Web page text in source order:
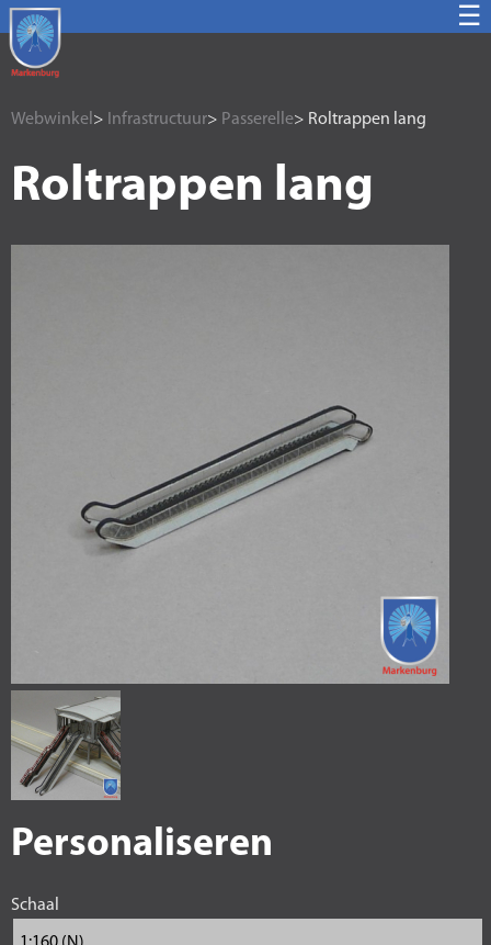
☰
Webwinkel > Infrastructuur> Passerelle> Roltrappen lang
Roltrappen lang
Personaliseren
Schaal